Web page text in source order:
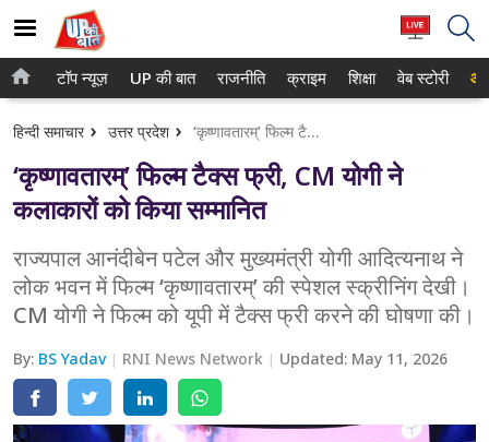
होम
टॉप न्यूज़
UP की बात
क्राइम
शिक्षा
वेब स्टोरी
टॉप न्यूज़ UP की बात राजनीति क्राइम शिक्षा वेब स्टोरी
हिन्दी समाचार उत्तर प्रदेश ‘कृष्णावतारम्’ फिल्म टैक्स फ्री, CM योगी ने कलाकारों को किया सम्मानित
‘कृष्णावतारम्’ फिल्म टैक्स फ्री, CM योगी ने
कलाकारों को किया सम्मानित
राज्यपाल आनंदीबेन पटेल और मुख्यमंत्री योगी आदित्यनाथ ने
लोक भवन में फिल्म ‘कृष्णावतारम्’ की स्पेशल स्क्रीनिंग देखी।
CM योगी ने फिल्म को यूपी में टैक्स फ्री करने की घोषणा की।
By: BS Yadav RNI News Network Updated: May 11, 2026
गाजियाबाद
लखनऊ
वाराणसी
अयोध्या
अलीगढ़